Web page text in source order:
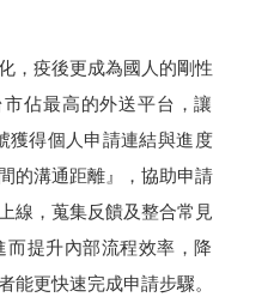
，疫後更成為國人的剛性
佔最高的外送平台，讓
獲得個人申請連結與進度
的溝通距離』，協助申請
線，蒐集反饋及整合常見
而提升內部流程效率，降
能更快速完成申請步驟。